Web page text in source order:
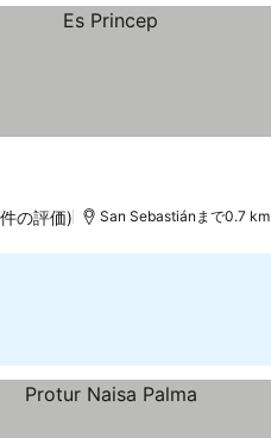
の評価) San Sebastiánまで0.7 km